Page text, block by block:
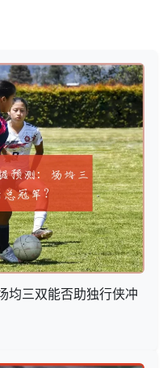
均三双能否助独行侠冲